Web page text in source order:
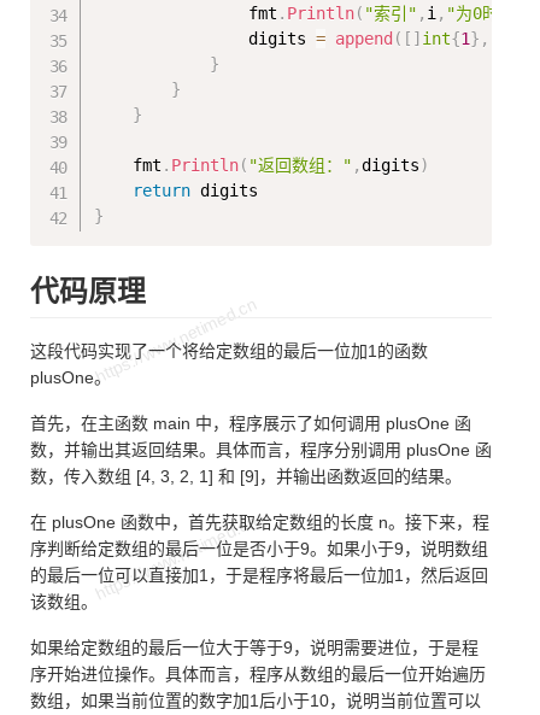
                fmt
. Println( "索引" , i , "为0时，向
                digits
= append ( [ ] int{1} ,
}
}
}
    fmt
. Println( "返回数组：" ,digits)
return
}
代码原理
这段代码实现了一个将给定数组的最后一位加1的函数
plusOne。
首先，在主函数 main 中，程序展示了如何调用 plusOne 函
数，并输出其返回结果。具体而言，程序分别调用 plusOne 函
数，传入数组 [4, 3, 2, 1] 和 [9]，并输出函数返回的结果。
在 plusOne 函数中，首先获取给定数组的长度 n。接下来，程
序判断给定数组的最后一位是否小于9。如果小于9，说明数组
的最后一位可以直接加1，于是程序将最后一位加1，然后返回
该数组。
如果给定数组的最后一位大于等于9，说明需要进位，于是程
序开始进位操作。具体而言，程序从数组的最后一位开始遍历
数组，如果当前位置的数字加1后小于10，说明当前位置可以